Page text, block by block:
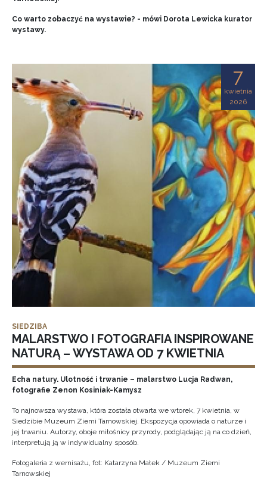
Co warto zobaczyć na wystawie? - mówi Dorota Lewicka kurator
wystawy.
7
kwietnia
2026
SIEDZIBA
MALARSTWO I FOTOGRAFIA INSPIROWANE
NATURĄ – WYSTAWA OD 7 KWIETNIA
Echa natury. Ulotność i trwanie – malarstwo Lucja Radwan,
fotografie Zenon Kosiniak-Kamysz
To najnowsza wystawa, która została otwarta we wtorek, 7 kwietnia, w
Siedzibie Muzeum Ziemi Tarnowskiej. Ekspozycja opowiada o naturze i
jej trwaniu. Autorzy, oboje miłośnicy przyrody, podglądając ją na co dzień,
interpretują ją w indywidualny sposób.
Fotogaleria z wernisażu, fot: Katarzyna Małek / Muzeum Ziemi
Tarnowskiej